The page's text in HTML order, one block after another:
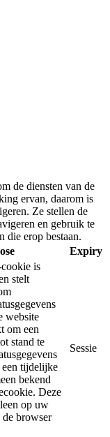
de diensten van de
ervan, daarom is
Ze stellen de
en gebruik te
die erop bestaan.
Expiry
is
stelt
website
om een
stand te
tijdelijke
bekend
Deze
op uw
browser
Sessie